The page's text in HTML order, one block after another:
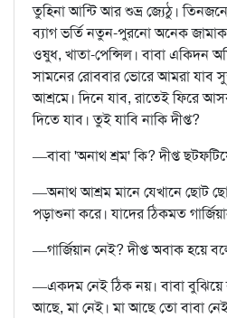
তুহিনা আন্টি আর শুভ্র জ্যেঠু।
ব্যাগ ভর্তি নতুন-পুরনো অনেক
ওষুধ, খাতা-পেন্সিল। বাবা একিদন
সামনের রোববার ভোরে আমরা যাব
আশ্রমে। দিনে যাব, রাতেই ফিরে
দিতে যাব। তুই যাবি নাকি দীপ্ত?
—বাবা 'অনাথ শ্রম' কি? দীপ্ত
—অনাথ আশ্রম মানে যেখানে ছোট
পড়াশুনা করে। যাদের ঠিকমত
—গার্জিয়ান নেই? দীপ্ত অবাক হয়ে
—একদম নেই ঠিক নয়। বাবা
আছে, মা নেই। মা আছে তো বাবা